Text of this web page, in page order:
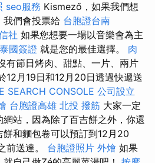
seo服務 Kismező，如果我們想
我們會投票給 台胞證台南
社 如果您想要一場以音樂會為主
泰國簽證 就是您的最佳選擇。 肉
有節日烤肉、甜點、一片、兩片
12月19日和12月20日透過快遞送
SEARCH CONSOLE 公司設立
台胞證高雄 北投 撥筋 大家一定
站，因為除了百吉餅之外，你還
和麵包卷可以預訂到12月20
前送達。 台胞證照片 外燴 如果